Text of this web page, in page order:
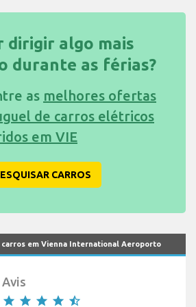
dirigir algo mais
durante as férias?
as melhores ofertas
de carros elétricos
em VIE
CARROS
carros em Vienna International Aeroporto
Avis
star star star star star_half